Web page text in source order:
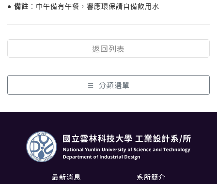
分類選單
● 備註 ：中午備有午餐，響應環保請自備飲用水
返回列表
最新消息
系所簡介